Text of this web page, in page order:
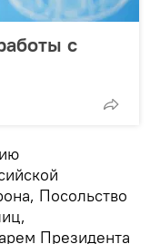
с
Посольство
Президента